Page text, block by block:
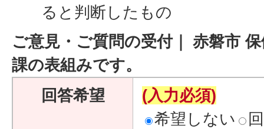
ると判断したもの
ご意見・ご質問の受付｜ 赤磐市
課の表組みです。
回答希望
(入力必須)
希望しない